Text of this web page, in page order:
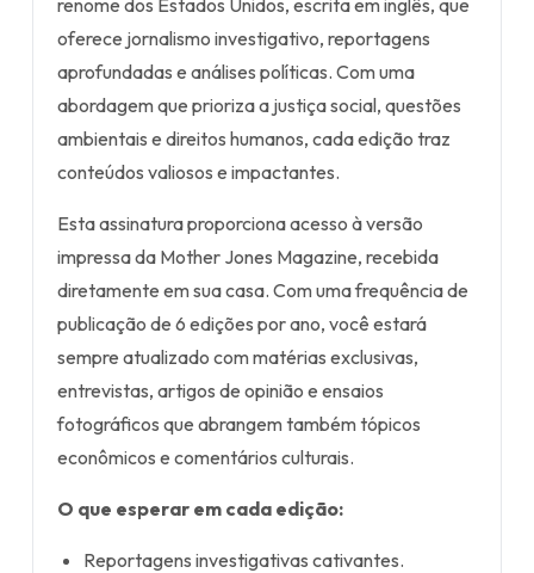
renome dos Estados Unidos, escrita em inglês, que
oferece jornalismo investigativo, reportagens
aprofundadas e análises políticas. Com uma
abordagem que prioriza a justiça social, questões
ambientais e direitos humanos, cada edição traz
conteúdos valiosos e impactantes.
Esta assinatura proporciona acesso à versão
impressa da Mother Jones Magazine, recebida
diretamente em sua casa. Com uma frequência de
publicação de 6 edições por ano, você estará
sempre atualizado com matérias exclusivas,
entrevistas, artigos de opinião e ensaios
fotográficos que abrangem também tópicos
econômicos e comentários culturais.
O que esperar em cada edição:
Reportagens investigativas cativantes.